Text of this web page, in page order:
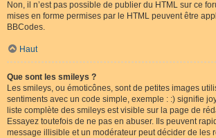
Non, il n’est pas possible de publier du HTML sur ce
mises en forme permises par le HTML peuvent être
BBCodes.
Haut
Que sont les smileys ?
Les smileys, ou émoticônes, sont de petites images
sentiments avec un code simple, exemple : :) signifie
liste complète des smileys est visible sur la page de
Essayez toutefois de ne pas en abuser. Ils peuvent
message illisible et un modérateur peut décider de les